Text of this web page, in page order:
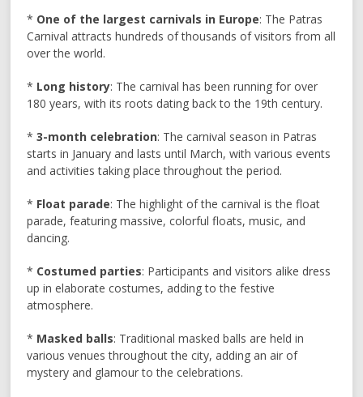
* One of the largest carnivals in Europe: The Patras
Carnival attracts hundreds of thousands of visitors from all
over the world.
* Long history: The carnival has been running for over
180 years, with its roots dating back to the 19th century.
*3-month celebration: The carnival season in Patras
starts in January and lasts until March, with various events
and activities taking place throughout the period.
* Float parade: The highlight of the carnival is the float
parade, featuring massive, colorful floats, music, and
dancing.
* Costumed parties: Participants and visitors alike dress
up in elaborate costumes, adding to the festive
atmosphere.
* Masked balls: Traditional masked balls are held in
various venues throughout the city, adding an air of
mystery and glamour to the celebrations.